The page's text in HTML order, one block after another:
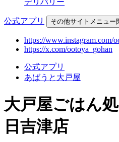
デリバリー
公式アプリ その他サイトメニュー
https://www.instagram.com/
https://x.com/ootoya_gohan
公式アプリ
あばうと大戸屋
大戸屋ごはん
日吉津店